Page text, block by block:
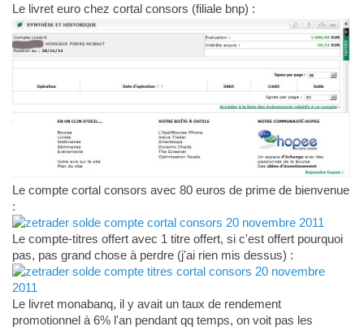
Le livret euro chez cortal consors (filiale bnp) :
Le compte cortal consors avec 80 euros de prime de bienvenue
:
Le compte-titres offert avec 1 titre offert, si c'est offert pourquoi
pas, pas grand chose à perdre (j'ai rien mis dessus) :
Le livret monabanq, il y avait un taux de rendement
promotionnel à 6% l'an pendant qq temps, on voit pas les